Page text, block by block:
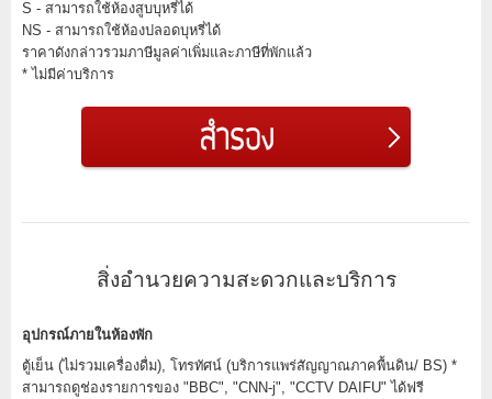
S - สามารถใช้ห้องสูบบุหรี่ได้
NS - สามารถใช้ห้องปลอดบุหรี่ได้
ราคาดังกล่าวรวมภาษีมูลค่าเพิ่มและภาษีที่พักแล้ว
* ไม่มีค่าบริการ
สิ่งอำนวยความสะดวกและบริการ
อุปกรณ์ภายในห้องพัก
ตู้เย็น (ไม่รวมเครื่องดื่ม), โทรทัศน์ (บริการแพร่สัญญาณภาคพื้นดิน/ BS) *
สามารถดูช่องรายการของ "BBC", "CNN-j", "CCTV DAIFU" ได้ฟรี